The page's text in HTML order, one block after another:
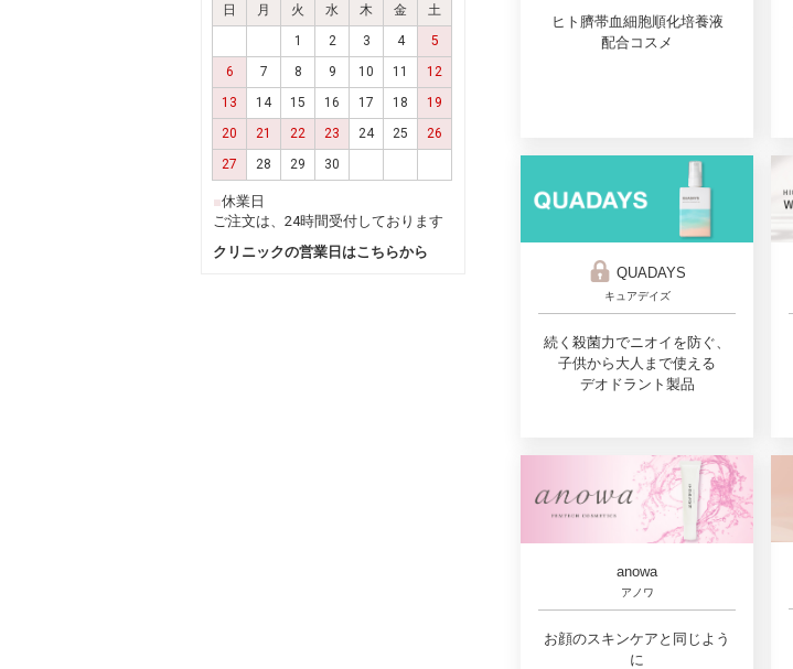
日
月 火 水 木 金
土
1
2 3 4
5
6
7 8 9 10 11
12
13
14 15 16 17 18
19
20
21 22 23 24 25
26
27
28 29 30
■休業日
ご注文は、24時間受付しております
クリニックの営業日はこちらから
ヒト臍帯血細胞順化培養液
配合コスメ
QUADAYS
キュアデイズ
続く殺菌力でニオイを防ぐ、
子供から大人まで使える
デオドラント製品
anowa
アノワ
お顔のスキンケアと同じよう
に